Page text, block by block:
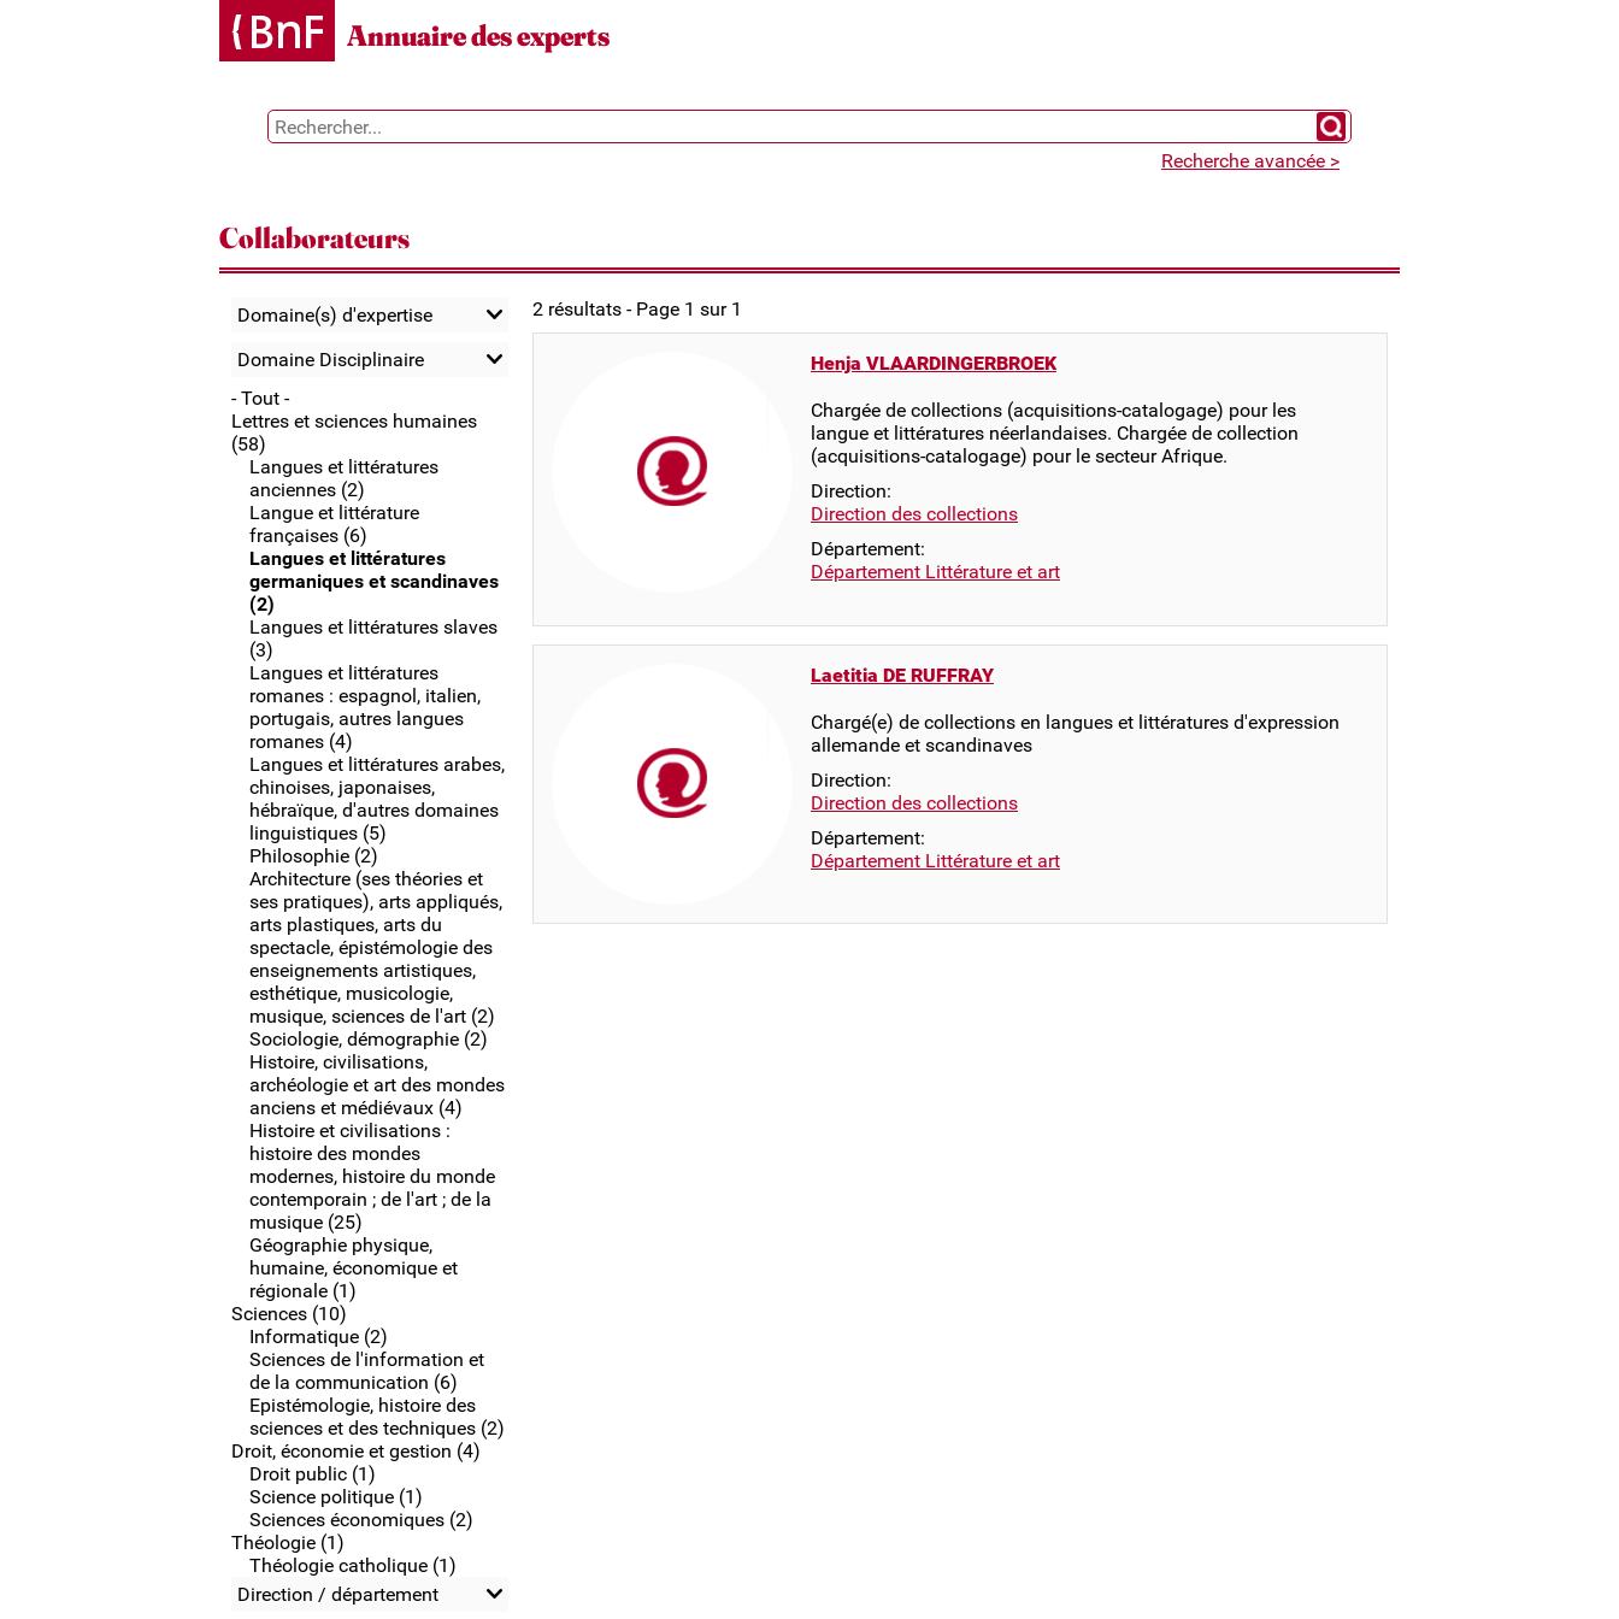
Annuaire des experts
Chercher un expert
Recherche avancée >
Collaborateurs
Domaine(s) d'expertise
Domaine Disciplinaire
- Tout -
Lettres et sciences humaines
(58)
Langues et littératures
anciennes (2)
Langue et littérature
françaises (6)
Langues et littératures
germaniques et scandinaves
(2)
Langues et littératures slaves
(3)
Langues et littératures
romanes : espagnol, italien,
portugais, autres langues
romanes (4)
Langues et littératures arabes,
chinoises, japonaises,
hébraïque, d'autres domaines
linguistiques (5)
Philosophie (2)
Architecture (ses théories et
ses pratiques), arts appliqués,
arts plastiques, arts du
spectacle, épistémologie des
enseignements artistiques,
esthétique, musicologie,
musique, sciences de l'art (2)
Sociologie, démographie (2)
Histoire, civilisations,
archéologie et art des mondes
anciens et médiévaux (4)
Histoire et civilisations :
histoire des mondes
modernes, histoire du monde
contemporain ; de l'art ; de la
musique (25)
Géographie physique,
humaine, économique et
régionale (1)
Sciences (10)
Informatique (2)
Sciences de l'information et
de la communication (6)
Epistémologie, histoire des
sciences et des techniques (2)
Droit, économie et gestion (4)
Droit public (1)
Science politique (1)
Sciences économiques (2)
Théologie (1)
Théologie catholique (1)
Direction / département
2 résultats - Page 1 sur 1
Henja VLAARDINGERBROEK
Chargée de collections (acquisitions-catalogage) pour les
langue et littératures néerlandaises. Chargée de collection
(acquisitions-catalogage) pour le secteur Afrique.
Direction:
Direction des collections
Département:
Département Littérature et art
Laetitia DE RUFFRAY
Chargé(e) de collections en langues et littératures d'expression
allemande et scandinaves
Direction:
Direction des collections
Département:
Département Littérature et art